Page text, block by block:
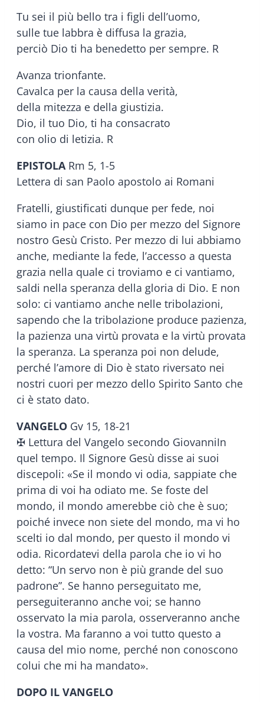
Tu sei il più bello tra i figli dell’uomo,
sulle tue labbra è diffusa la grazia,
perciò Dio ti ha benedetto per sempre. R
Avanza trionfante.
Cavalca per la causa della verità,
della mitezza e della giustizia.
Dio, il tuo Dio, ti ha consacrato
con olio di letizia. R
EPISTOLARm 5, 1-5
Lettera di san Paolo apostolo ai Romani
Fratelli, giustificati dunque per fede, noi
siamo in pace con Dio per mezzo del Signore
nostro Gesù Cristo. Per mezzo di lui abbiamo
anche, mediante la fede, l’accesso a questa
grazia nella quale ci troviamo e ci vantiamo,
saldi nella speranza della gloria di Dio. E non
solo: ci vantiamo anche nelle tribolazioni,
sapendo che la tribolazione produce pazienza,
la pazienza una virtù provata e la virtù provata
la speranza. La speranza poi non delude,
perché l’amore di Dio è stato riversato nei
nostri cuori per mezzo dello Spirito Santo che
ci è stato dato.
VANGELO Gv 15, 18-21
✠ Lettura del Vangelo secondo GiovanniIn
quel tempo. Il Signore Gesù disse ai suoi
discepoli: «Se il mondo vi odia, sappiate che
prima di voi ha odiato me. Se foste del
mondo, il mondo amerebbe ciò che è suo;
poiché invece non siete del mondo, ma vi ho
scelti io dal mondo, per questo il mondo vi
odia. Ricordatevi della parola che io vi ho
detto: “Un servo non è più grande del suo
padrone”. Se hanno perseguitato me,
perseguiteranno anche voi; se hanno
osservato la mia parola, osserveranno anche
la vostra. Ma faranno a voi tutto questo a
causa del mio nome, perché non conoscono
colui che mi ha mandato».
DOPO IL VANGELO